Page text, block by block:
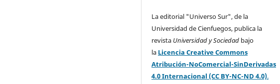
La editorial "Universo Sur", de la
Universidad de Cienfuegos, publica la
revista Universidad y Sociedad bajo
la Licencia Creative Commons
Atribución-NoComercial-SinDerivadas
4.0 Internacional (CC BY-NC-ND 4.0).